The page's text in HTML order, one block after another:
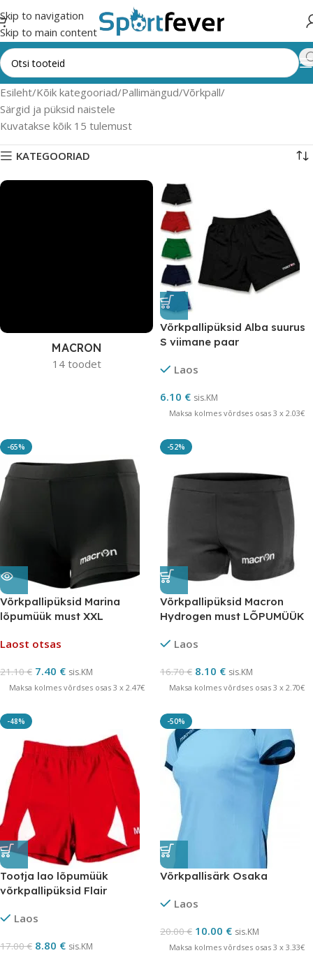
Skip to navigation
Skip to main content
Esileht Kõik kategooriad Pallimängud Võrkpall
Särgid ja püksid naistele
Kuvatakse kõik 15 tulemust
KATEGOORIAD
MACRON
14 toodet
Võrkpallipüksid Alba suurus
S viimane paar
Laos
6.10 € sis.KM
Maksa kolmes võrdses osas 3 x 2.03€
-65%
Võrkpallipüksid Marina
lõpumüük must XXL
Laost otsas
21.10€ 7.40 € sis.KM
Maksa kolmes võrdses osas 3 x 2.47€
-52%
Võrkpallipüksid Macron
Hydrogen must LÕPUMÜÜK
Laos
16.70€ 8.10 € sis.KM
Maksa kolmes võrdses osas 3 x 2.70€
-48%
Tootja lao lõpumüük
võrkpallipüksid Flair
Laos
17.00€ 8.80 € sis.KM
-50%
Võrkpallisärk Osaka
Laos
20.00€ 10.00 € sis.KM
Maksa kolmes võrdses osas 3 x 3.33€